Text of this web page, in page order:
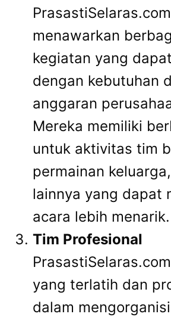
PrasastiSelaras.com
menawarkan
kegiatan yang
dengan kebutuhan
anggaran
Mereka memiliki
untuk aktivitas tim
permainan
lainnya yang dapat
acara lebih menarik.
Tim Profesional
yang terlatih dan
dalam